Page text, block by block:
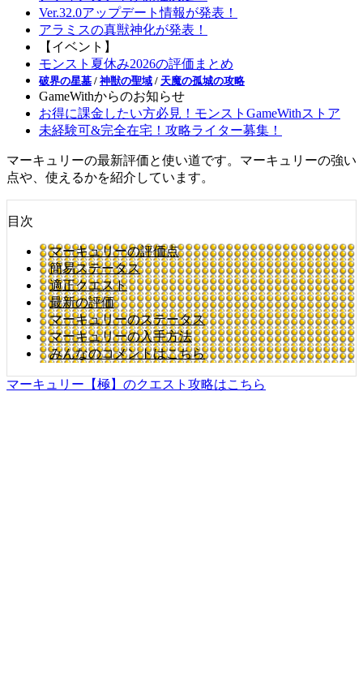
Ver.32.0アップデート情報が発表！
アラミスの真獣神化が発表！
【イベント】
モンスト夏休み2026の評価まとめ
破界の星墓 / 神獣の聖域 / 天魔の孤城の攻略
GameWithからのお知らせ
お得に課金したい方必見！モンストGameWithストア
未経験可&完全在宅！攻略ライター募集！
マーキュリーの最新評価と使い道です。マーキュリーの強い
点や、使えるかを紹介しています。
目次
マーキュリーの評価点
簡易ステータス
適正クエスト
最新の評価
マーキュリーのステータス
マーキュリーの入手方法
みんなのコメントはこちら
マーキュリー【極】のクエスト攻略はこちら